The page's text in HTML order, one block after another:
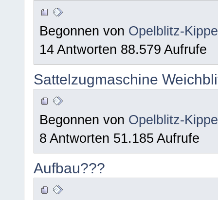
Begonnen von Opelblitz-
14 Antworten 88.579 Aufrufe
Sattelzugmaschine
Begonnen von Opelblitz-
8 Antworten 51.185 Aufrufe
Aufbau???